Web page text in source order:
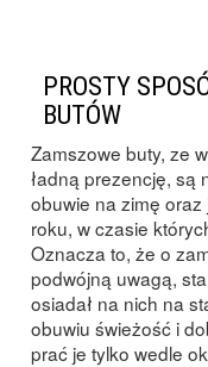
PROSTY
BUTÓW
Zamszowe buty, ze
ładną prezencję, są
obuwie na zimę
roku, w czasie
Oznacza to, że o
podwójną uwagą,
osiadał na nich na
obuwiu świeżość i
prać je tylko wedle